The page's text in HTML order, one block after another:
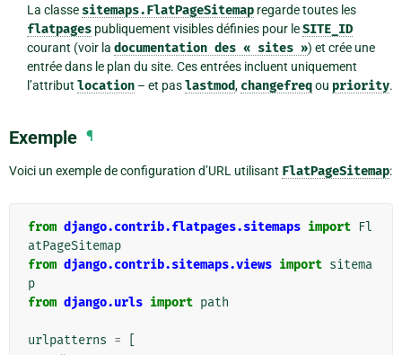
La classe sitemaps.FlatPageSitemapregarde toutes les
flatpagespubliquement visibles définies pour leSITE_ID
courant (voir la documentation des « sites ») et crée une
entrée dans le plan du site. Ces entrées incluent uniquement
l’attribut location– et paslastmod, changefreqou priority.
Exemple ¶
Voici un exemple de configuration d’URL utilisant FlatPageSitemap:
from django.contrib.flatpages.sitemaps import Fl
atPageSitemap
from django.contrib.sitemaps.views import sitema
p
from django.urls import path
urlpatterns =